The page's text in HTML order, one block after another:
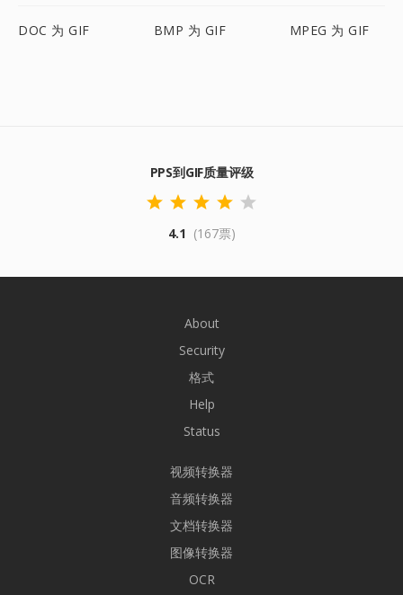
DOC 为 GIF BMP 为 GIF MPEG 为 GIF
PPS到GIF质量评级
4.1 (167票)
About
Security
格式
Help
Status
视频转换器
音频转换器
文档转换器
图像转换器
OCR